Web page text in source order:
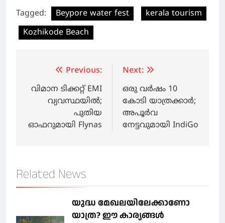
Tagged: Beypore water fest
kerala tourism
Kozhikode Beach
navigation
Previous:
വിമാന ടിക്കറ്റ് EMI
വ്യവസ്ഥയില്‍;
പുതിയ
ഓഫറുമായി Flynas
Next:
ഒരു വര്‍ഷം 10
കോടി യാത്രക്കാർ;
അപൂര്‍വ
നേട്ടവുമായി IndiGo
Related News
യുദ്ധ മേഖലയിലേക്കാണോ
യാത്ര? ഈ കാര്യങ്ങള്‍